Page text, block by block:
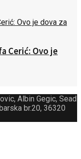
Cerić: Ovo je
Albin Gegic, Sead
br.20, 36320